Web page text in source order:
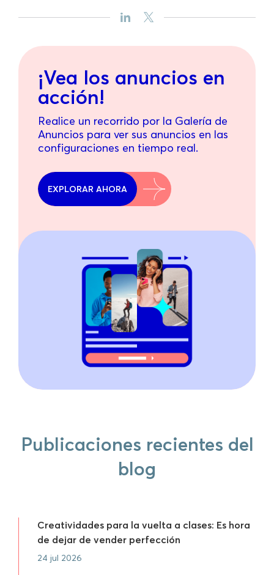
¡Vea los anuncios en
acción!
Realice un recorrido por la Galería de
Anuncios para ver sus anuncios en las
configuraciones en tiempo real.
EXPLORAR AHORA
Publicaciones recientes del
blog
Creatividades para la vuelta a clases: Es hora
de dejar de vender perfección
24 jul 2026